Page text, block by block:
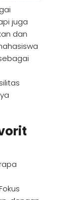
juga
dan